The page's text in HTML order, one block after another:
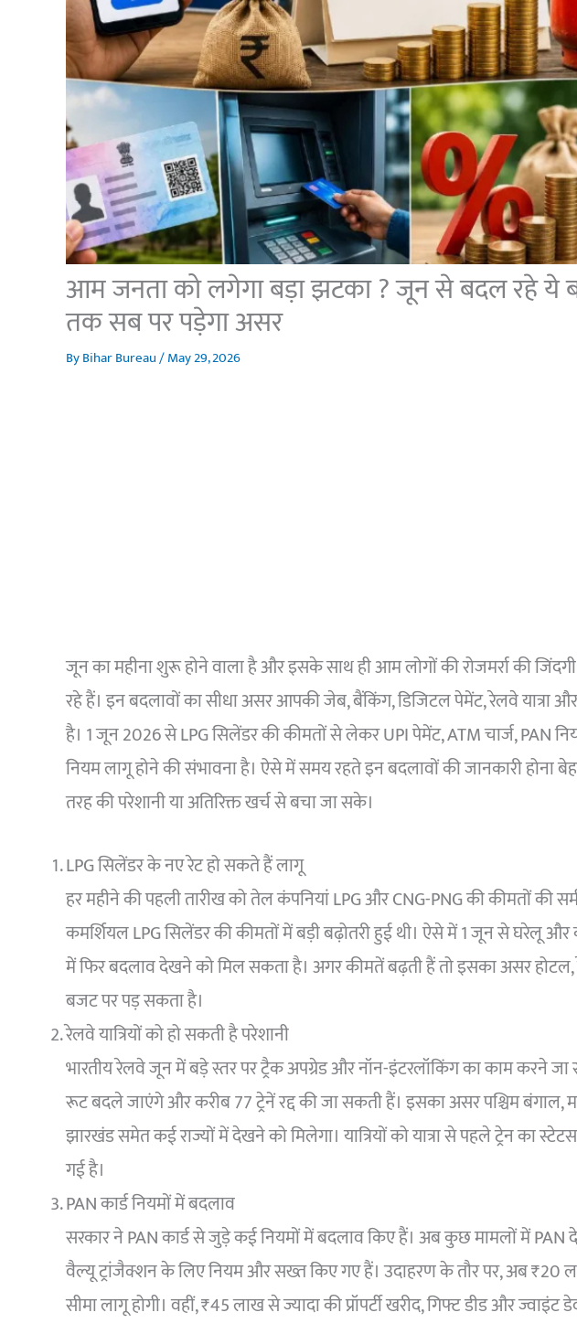
आम जनता को लगेगा बड़ा झटका ? जून से बदल रहे ये
तक सब पर पड़ेगा असर
ByBihar Bureau/May 29, 2026
जून का महीना शुरू होने वाला है और इसके साथ ही आम लोगों की रोजमर्रा की
रहे हैं। इन बदलावों का सीधा असर आपकी जेब, बैंकिंग, डिजिटल पेमेंट, रेलवे यात्रा
है। 1 जून 2026 से LPG सिलेंडर की कीमतों से लेकर UPI पेमेंट, ATM चार्ज,
नियम लागू होने की संभावना है। ऐसे में समय रहते इन बदलावों की जानकारी होना
तरह की परेशानी या अतिरिक्त खर्च से बचा जा सके।
LPG सिलेंडर के नए रेट हो सकते हैं लागू
हर महीने की पहली तारीख को तेल कंपनियां LPG और CNG-PNG की कीमतों की
कमर्शियल LPG सिलेंडर की कीमतों में बड़ी बढ़ोतरी हुई थी। ऐसे में 1 जून से घरेलू
में फिर बदलाव देखने को मिल सकता है। अगर कीमतें बढ़ती हैं तो इसका असर होटल,
बजट पर पड़ सकता है।
रेलवे यात्रियों को हो सकती है परेशानी
भारतीय रेलवे जून में बड़े स्तर पर ट्रैक अपग्रेड और नॉन-इंटरलॉकिंग का काम करने
रूट बदले जाएंगे और करीब 77 ट्रेनें रद्द की जा सकती हैं। इसका असर पश्चिम बंगाल,
झारखंड समेत कई राज्यों में देखने को मिलेगा। यात्रियों को यात्रा से पहले ट्रेन का
गई है।
PAN कार्ड नियमों में बदलाव
सरकार ने PAN कार्ड से जुड़े कई नियमों में बदलाव किए हैं। अब कुछ मामलों में PAN
वैल्यू ट्रांजैक्शन के लिए नियम और सख्त किए गए हैं। उदाहरण के तौर पर, अब ₹20
सीमा लागू होगी। वहीं, ₹45 लाख से ज्यादा की प्रॉपर्टी खरीद, गिफ्ट डीड और ज्वाइंट